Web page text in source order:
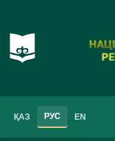
ҚАЗ РУС EN